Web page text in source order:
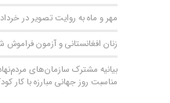
مهر و ماه به روایت تصویر در خرداد 1405
زنان افغانستانی و آزمون
بیانیه مشترک سازمان‌های
مناسبت روز جهانی مبارزه با کار